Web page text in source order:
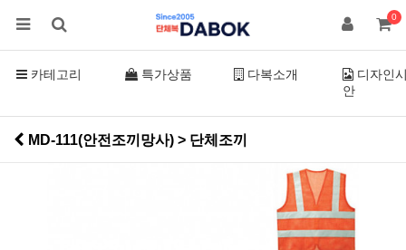
0
카테고리 특가상품 다복소개
디자인
안
MD-111(안전조끼망사) > 단체조끼